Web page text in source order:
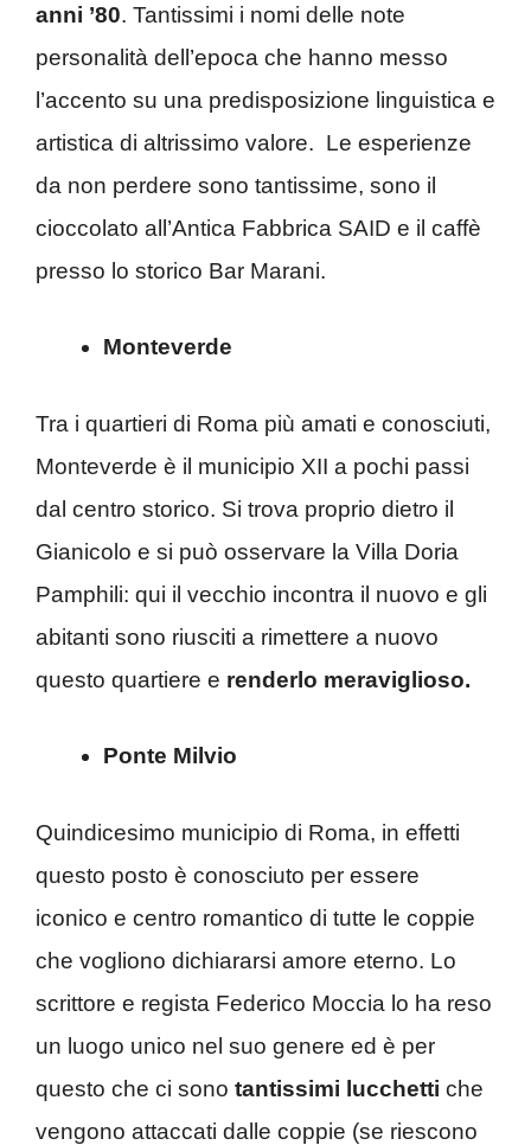
anni ’80. Tantissimi i nomi delle note
personalità dell’epoca che hanno messo
l’accento su una predisposizione linguistica e
artistica di altrissimo valore. Le esperienze
da non perdere sono tantissime, sono il
cioccolato all’Antica Fabbrica SAID e il caffè
presso lo storico Bar Marani.
Monteverde
Tra i quartieri di Roma più amati e conosciuti,
Monteverde è il municipio XII a pochi passi
dal centro storico. Si trova proprio dietro il
Gianicolo e si può osservare la Villa Doria
Pamphili: qui il vecchio incontra il nuovo e gli
abitanti sono riusciti a rimettere a nuovo
questo quartiere e renderlo meraviglioso.
Ponte Milvio
Quindicesimo municipio di Roma, in effetti
questo posto è conosciuto per essere
iconico e centro romantico di tutte le coppie
che vogliono dichiararsi amore eterno. Lo
scrittore e regista Federico Moccia lo ha reso
un luogo unico nel suo genere ed è per
questo che ci sono tantissimi lucchetti che
vengono attaccati dalle coppie (se riescono